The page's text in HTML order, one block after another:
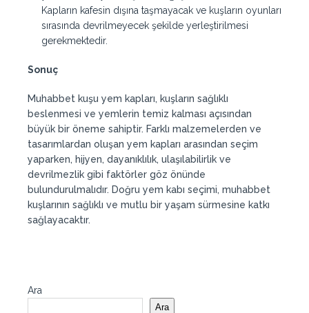
Kapların kafesin dışına taşmayacak ve kuşların oyunları
sırasında devrilmeyecek şekilde yerleştirilmesi
gerekmektedir.
Sonuç
Muhabbet kuşu yem kapları, kuşların sağlıklı
beslenmesi ve yemlerin temiz kalması açısından
büyük bir öneme sahiptir. Farklı malzemelerden ve
tasarımlardan oluşan yem kapları arasından seçim
yaparken, hijyen, dayanıklılık, ulaşılabilirlik ve
devrilmezlik gibi faktörler göz önünde
bulundurulmalıdır. Doğru yem kabı seçimi, muhabbet
kuşlarının sağlıklı ve mutlu bir yaşam sürmesine katkı
sağlayacaktır.
Ara
Ara